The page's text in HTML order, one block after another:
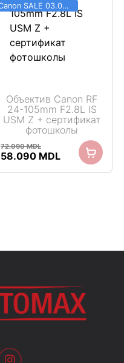
Canon SALE 03.06 - 31.08
Объектив Canon RF
24-105mm F2.8L IS
USM Z + сертификат
фотошколы
72.090MDL
Первоначальная
58.090 MDL Текущая
цена: